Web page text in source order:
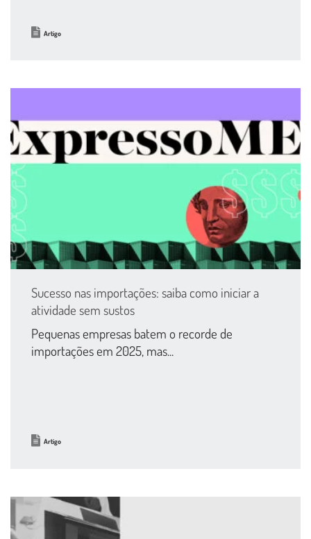
Artigo
Sucesso nas importações: saiba como iniciar a
atividade sem sustos
Pequenas empresas batem o recorde de
importações em 2025, mas...
Artigo